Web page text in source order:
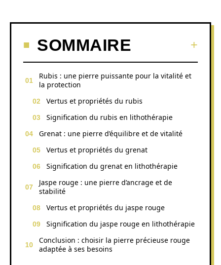
SOMMAIRE
Rubis : une pierre puissante pour la vitalité et
la protection
Vertus et propriétés du rubis
Signification du rubis en lithothérapie
Grenat : une pierre d’équilibre et de vitalité
Vertus et propriétés du grenat
Signification du grenat en lithothérapie
Jaspe rouge : une pierre d’ancrage et de
stabilité
Vertus et propriétés du jaspe rouge
Signification du jaspe rouge en lithothérapie
Conclusion : choisir la pierre précieuse rouge
adaptée à ses besoins